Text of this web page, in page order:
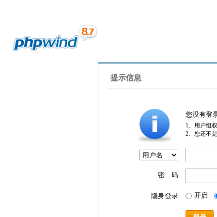
提示信息
您没有登
1、用户组
2、您还不
密 码
隐身登录 开启